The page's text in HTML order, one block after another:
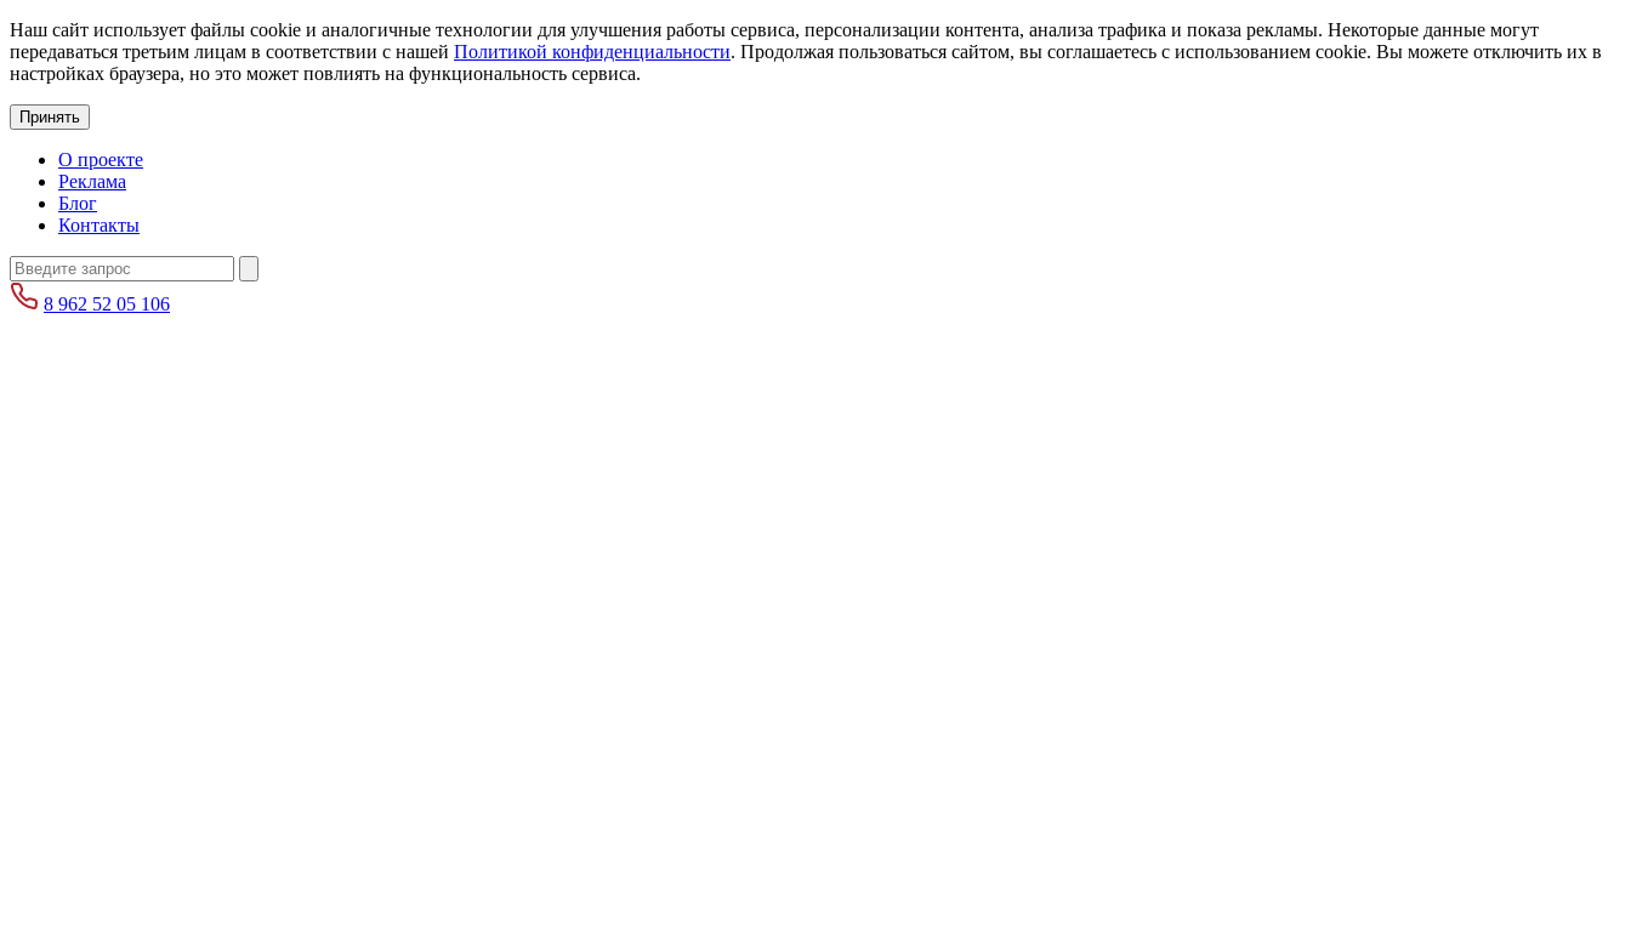
Наш сайт использует файлы cookie и аналогичные технологии для улучшения работы сервиса, персонализации контента, анализа трафика и показа рекламы. Некоторые данные могут
передаваться третьим лицам в соответствии с нашей Политикой конфиденциальности. Продолжая пользоваться сайтом, вы соглашаетесь с использованием cookie. Вы можете отключить их в
настройках браузера, но это может повлиять на функциональность сервиса.
Принять
О проекте
Реклама
Блог
Контакты
8 962 52 05 106